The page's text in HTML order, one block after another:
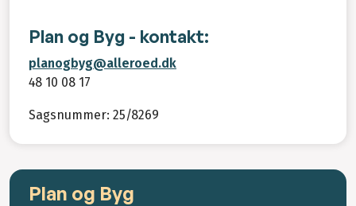
Plan og Byg - kontakt:
planogbyg@alleroed.dk
48 10 08 17
Sagsnummer: 25/8269
Plan og Byg